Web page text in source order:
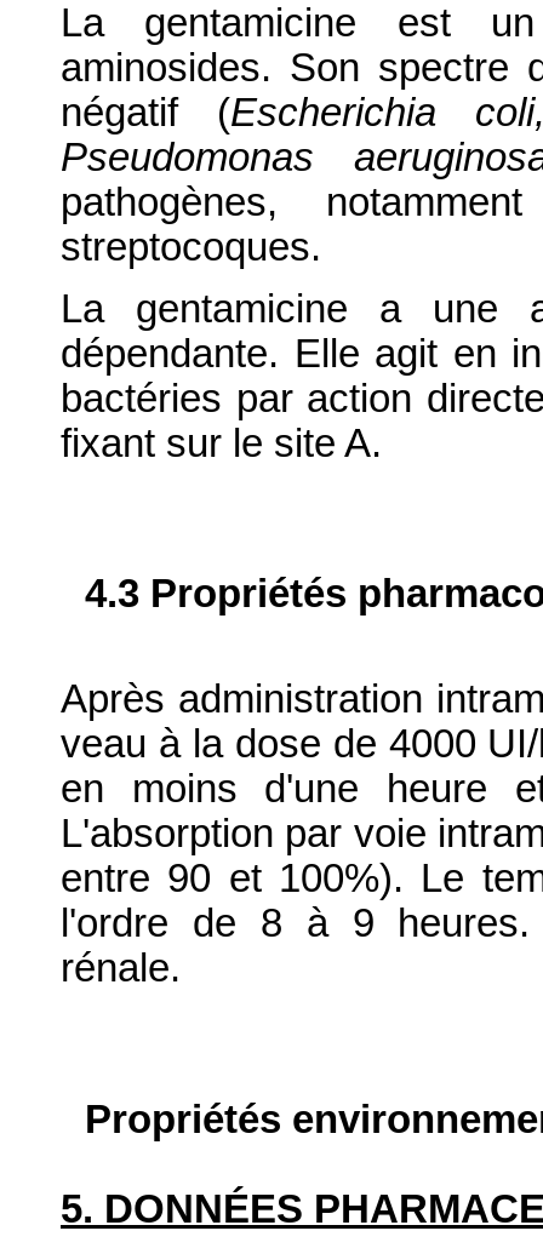
La gentamicine est
aminosides. Son spectre
négatif (Escherichia
Pseudomonas
pathogènes,
streptocoques.
La gentamicine a une
dépendante. Elle agit en
bactéries par action
fixant sur le site A.
4.3 Propriétés
Après administration
veau à la dose de 4000
en moins d'une heure
L'absorption par voie
entre 90 et 100%). Le
l'ordre de 8 à 9 heures.
rénale.
Propriétés
5. DONNÉES